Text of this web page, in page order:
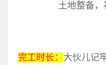
土地整备，补偿
完工时长： 大伙儿记